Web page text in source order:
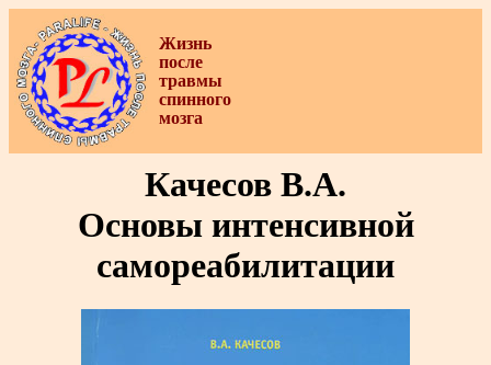
Жизнь
после
травмы
спинного
мозга
Качесов В.А.
Основы интенсивной
самореабилитации